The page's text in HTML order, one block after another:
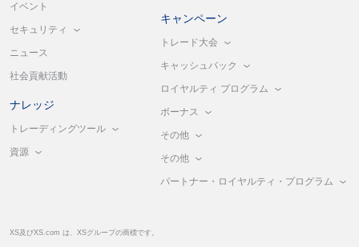
イベント
セキュリティ
ニュース
社会貢献活動
ナレッジ
トレーディングツール
資源
キャンペーン
トレード大会
キャッシュバック
ロイヤルティ プログラム
ボーナス
その他
その他
パートナー・ロイヤルティ・プログラム
XS及びXS.com は、XSグループの商標です。